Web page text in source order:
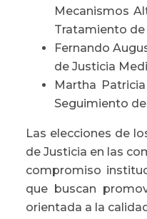
Mecanismos
Tratamiento
Fernando
de Justicia
Martha
Seguimiento
Las elecciones de
de Justicia en las
compromiso
que buscan
orientada a la